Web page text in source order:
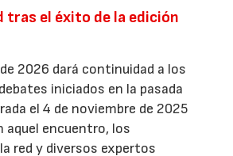
tras el éxito de la edición
2026 dará continuidad a los
iniciados en la pasada
el 4 de noviembre de 2025
aquel encuentro, los
red y diversos expertos